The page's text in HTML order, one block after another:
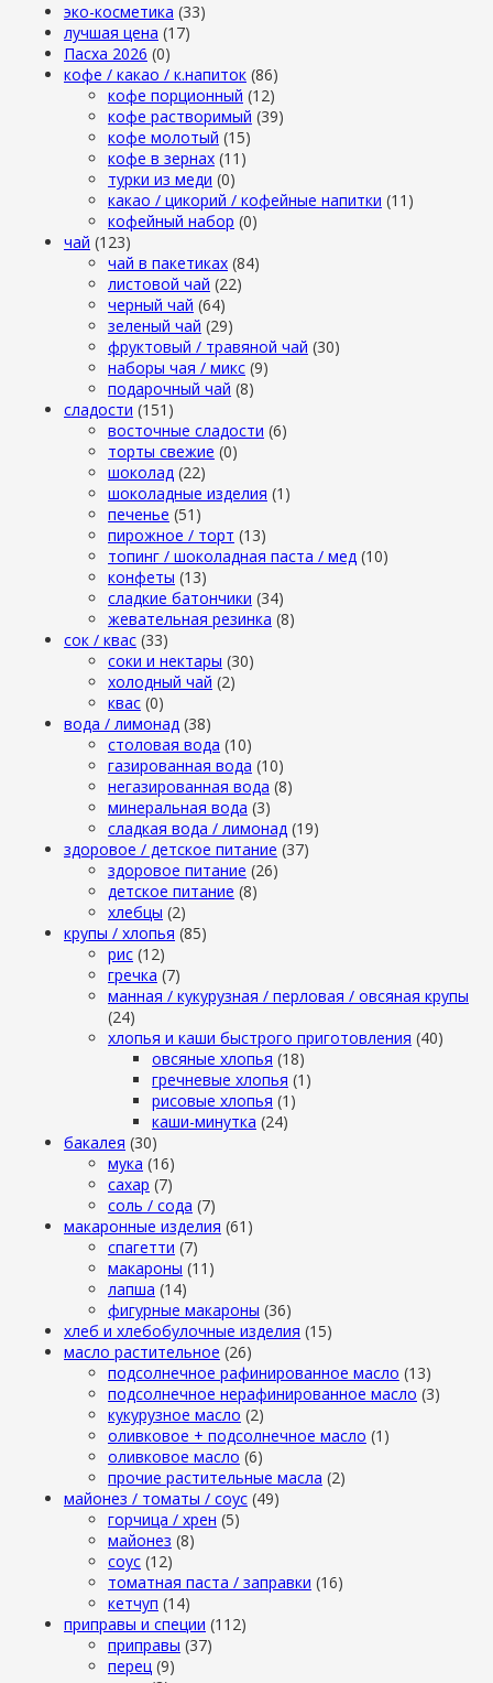
эко-косметика (33)
лучшая цена (17)
Пасха 2026 (0)
кофе / какао / к.напиток (86)
кофе порционный (12)
кофе растворимый (39)
кофе молотый (15)
кофе в зернах (11)
турки из меди (0)
какао / цикорий / кофейные напитки (11)
кофейный набор (0)
чай (123)
чай в пакетиках (84)
листовой чай (22)
черный чай (64)
зеленый чай (29)
фруктовый / травяной чай (30)
наборы чая / микс (9)
подарочный чай (8)
сладости (151)
восточные сладости (6)
торты свежие (0)
шоколад (22)
шоколадные изделия (1)
печенье (51)
пирожное / торт (13)
топинг / шоколадная паста / мед (10)
конфеты (13)
сладкие батончики (34)
жевательная резинка (8)
сок / квас (33)
соки и нектары (30)
холодный чай (2)
квас (0)
вода / лимонад (38)
столовая вода (10)
газированная вода (10)
негазированная вода (8)
минеральная вода (3)
сладкая вода / лимонад (19)
здоровое / детское питание (37)
здоровое питание (26)
детское питание (8)
хлебцы (2)
крупы / хлопья (85)
рис (12)
гречка (7)
манная / кукурузная / перловая / овсяная крупы
(24)
хлопья и каши быстрого приготовления (40)
овсяные хлопья (18)
гречневые хлопья (1)
рисовые хлопья (1)
каши-минутка (24)
бакалея (30)
мука (16)
сахар (7)
cоль / cода (7)
макаронные изделия (61)
cпагетти (7)
макароны (11)
лапша (14)
фигурные макароны (36)
хлеб и хлебобулочные изделия (15)
масло растительное (26)
подсолнечное рафинированное масло (13)
подсолнечное нерафинированное масло (3)
кукурузное масло (2)
оливковое + подсолнечное масло (1)
оливковое масло (6)
прочие растительные масла (2)
майонез / томаты / соус (49)
горчица / хрен (5)
майонез (8)
соус (12)
томатная паста / заправки (16)
кетчуп (14)
приправы и специи (112)
приправы (37)
перец (9)